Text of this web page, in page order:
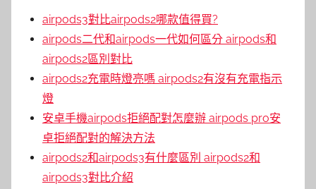
airpods3對比airpods2哪款值得買?
airpods二代和airpods一代如何區分 airpods和
airpods2區別對比
airpods2充電時燈亮嗎 airpods2有沒有充電指示
燈
安卓手機airpods拒絕配對怎麼辦 airpods pro安
卓拒絕配對的解決方法
airpods2和airpods3有什麼區別 airpods2和
airpods3對比介紹